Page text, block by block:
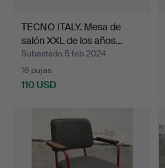
TECNO ITALY. Mesa de
salón XXL de los años…
Subastado 5 feb 2024
16 pujas
110 USD